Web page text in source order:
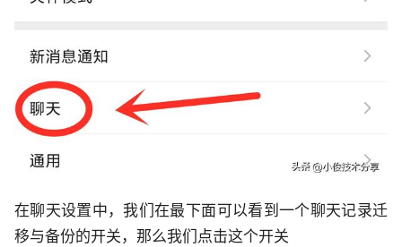
在聊天设置中，我们在最下面可以看到一个聊天记录迁
移与备份的开关，那么我们点击这个开关